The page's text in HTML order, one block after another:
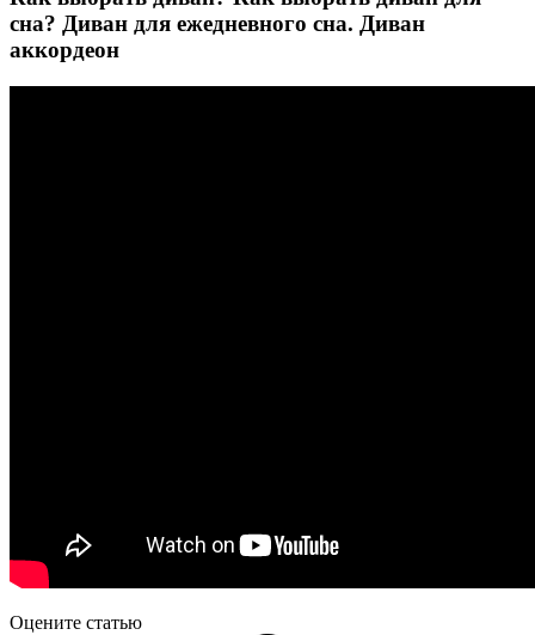
сна? Диван для ежедневного сна. Диван
аккордеон
Оцените статью